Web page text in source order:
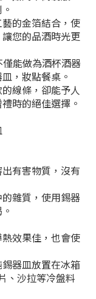
的金箔結合，使
您的品酒時光更
能做為酒杯酒器
，妝點餐桌。
線條，卻能予人
禮時的絕佳選擇。
有害物質，沒有
雜質，使用錫器
效果佳，也會使
器皿放置在冰箱
、沙拉等冷盤料